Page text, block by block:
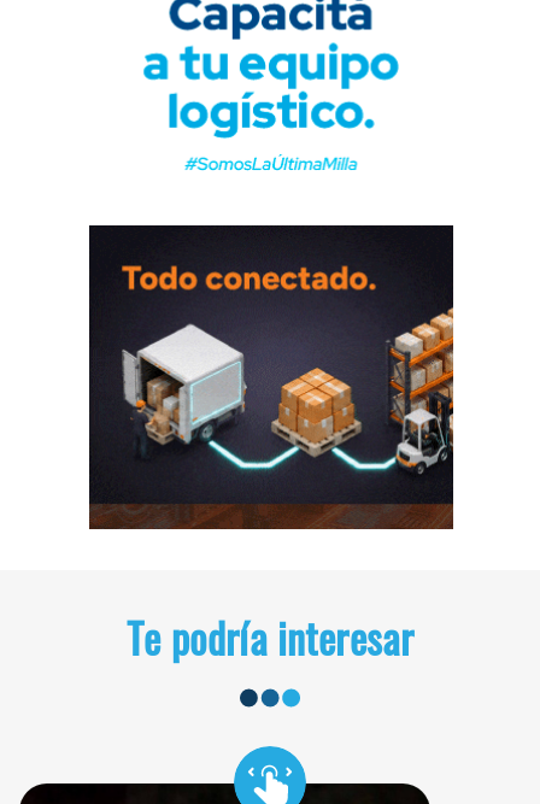
Te podría interesar